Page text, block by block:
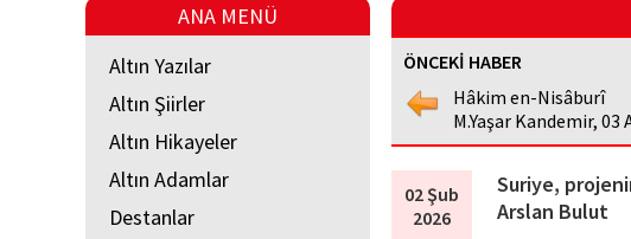
ANA MENÜ
Altın Yazılar
Altın Şiirler
Altın Hikayeler
Altın Adamlar
Destanlar
ÖNCEKİ HABER
Hâkim en-Nisâburî
M.Yaşar Kandemir, 03
02 Şub
2026
Suriye,
Arslan Bulut